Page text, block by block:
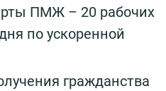
ПМЖ – 20 рабочих
по ускоренной
гражданства